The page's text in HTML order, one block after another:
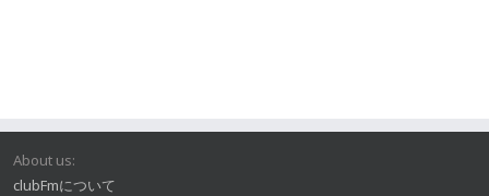
About us:
clubFmについて